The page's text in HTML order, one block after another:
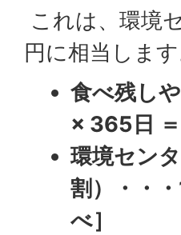
これは、環境
円に相当します
食べ残し
× 365日
環境セン
割）・・
べ］